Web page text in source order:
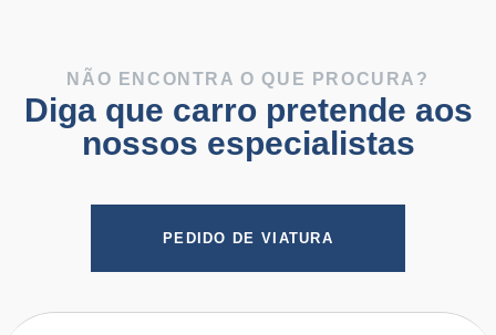
NÃO ENCONTRA O QUE PROCURA?
Diga que carro pretende aos
nossos especialistas
PEDIDO DE VIATURA